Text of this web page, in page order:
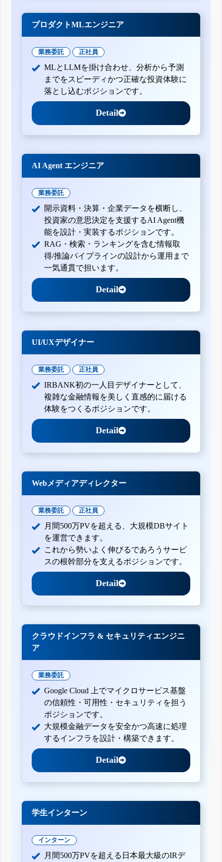
プロダクトMLエンジニア
業務委託 正社員
MLとLLMを掛け合わせ、分析から予測
までをスピーディかつ正確な投資体験に
落とし込むポジションです。
Detail
AI Agent エンジニア
業務委託
開示資料・決算・企業データを横断し、
投資家の意思決定を支援するAI Agent機
能を設計・実装するポジションです。
RAG・検索・ランキングを含む情報取
得/推論パイプラインの設計から運用まで
一気通貫で担います。
Detail
UI/UXデザイナー
業務委託 正社員
IRBANK初の一人目デザイナーとして、
複雑な金融情報を美しく直感的に届ける
体験をつくるポジションです。
Detail
Webメディアディレクター
業務委託 正社員
月間500万PVを超える、大規模DBサイト
を運営できます。
これから勢いよく伸びるであろうサービ
スの根幹部分を支えるポジションです。
Detail
クラウドインフラ & セキュリティエンジニ
ア
業務委託
Google Cloud 上でマイクロサービス基盤
の信頼性・可用性・セキュリティを担う
ポジションです。
大規模金融データを安全かつ高速に処理
するインフラを設計・構築できます。
Detail
学生インターン
インターン
月間500万PVを超える日本最大級のIRデ